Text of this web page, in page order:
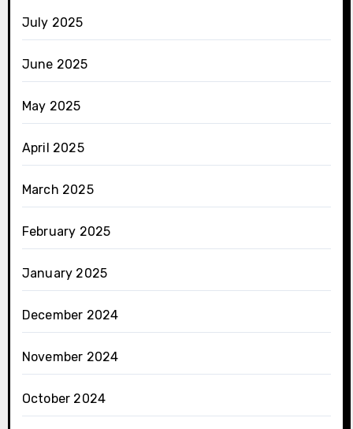
July 2025
June 2025
May 2025
April 2025
March 2025
February 2025
January 2025
December 2024
November 2024
October 2024